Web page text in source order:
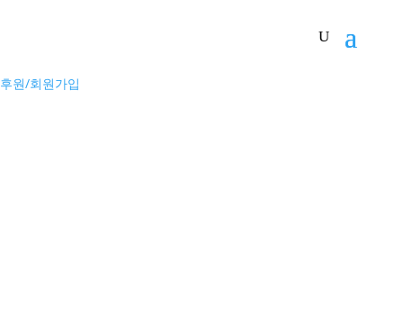
후원/회원가입